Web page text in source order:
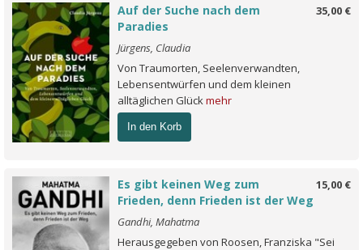
35,00 €
Auf der Suche nach dem
Paradies
Jürgens, Claudia
Von Traumorten, Seelenverwandten,
Lebensentwürfen und dem kleinen
alltäglichen Glückmehr
In den Korb
15,00 €
Es gibt keinen Weg zum
Frieden, denn Frieden ist der Weg
Gandhi, Mahatma
Herausgegeben von Roosen, Franziska "Sei